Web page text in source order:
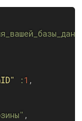
:1 ,
,